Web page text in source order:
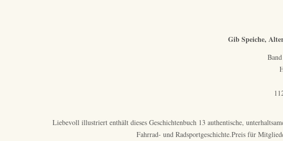
Gib Speiche,
Liebevoll illustriert enthält dieses Geschichtenbuch 13 authentische,
Fahrrad- und Radsportgeschichte.Preis für